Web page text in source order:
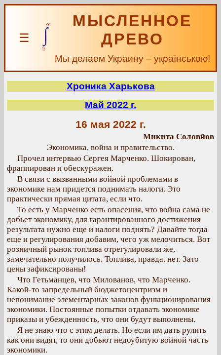
☰
МЫСЛЕННОЕ
ДРЕВО
Мы делаем Украину – українською!
Хроника Харькова
Май 2022 г.
16 мая 2022 г.
Микита Соловйов
Экономика, война и правительство.
Прочел интервью Сергея Марченко. Шокирован,
фраппирован и обескуражен.
В связи с вызванными войной проблемами в
экономике нам придется поднимать налоги. Это
практически прямая цитата, если что.
То есть у Марченко есть опасения, что война сама не
добьет экономику, для гарантированного достижения
результата нужно еще и налоги поднять? Давайте тогда
еще и регулирования добавим, чего уж мелочиться. Вот
розничный рынок топлива отрегулировали же,
замечательно получилось. Топлива, правда. нет. Зато
цены зафиксированы!
Что Гетьманцев, что Милованов, что Марченко.
Какой-то запредельный бюджетоцентризм и
непонимание элементарных законов функционирования
экономики. Постоянные попытки отдавать экономике
приказы и убежденность, что они будут выполнены.
Я не знаю что с этим делать. Но если им дать рулить
как они видят, то они добьют недоубитую войной часть
экономики.